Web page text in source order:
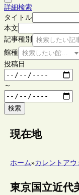
詳細検索
タイトル
本文
記事種別
検索したい記
館種 検索したい館種を
投稿日
～
検索
現在地
ホーム»カレントアウ
東京国立近代